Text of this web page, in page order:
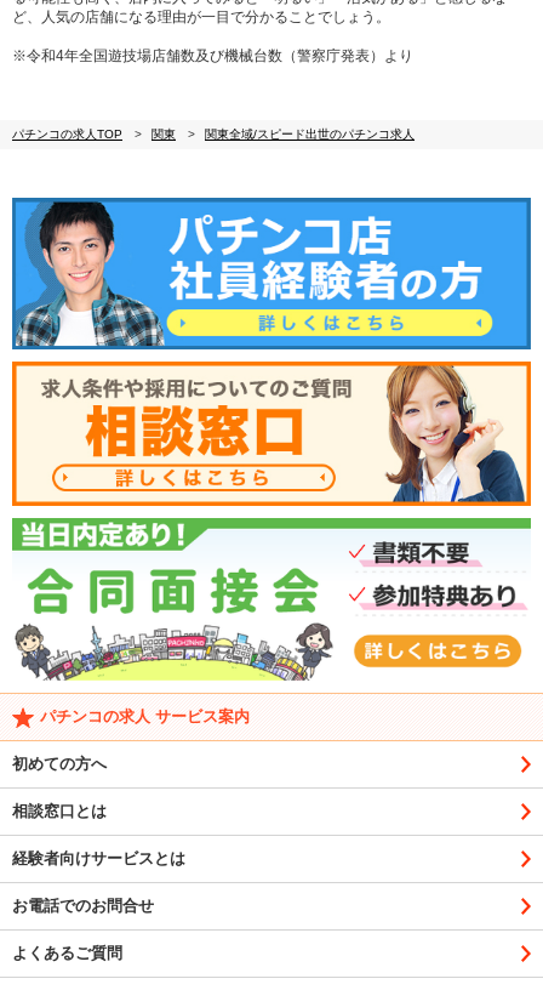
ど、人気の店舗になる理由が一目で分かることでしょう。
※令和4年全国遊技場店舗数及び機械台数（警察庁発表）より
パチンコの求人TOP 関東 関東全域/スピード出世のパチンコ求人
パチンコの求人 サービス案内
初めての方へ
相談窓口とは
経験者向けサービスとは
お電話でのお問合せ
よくあるご質問